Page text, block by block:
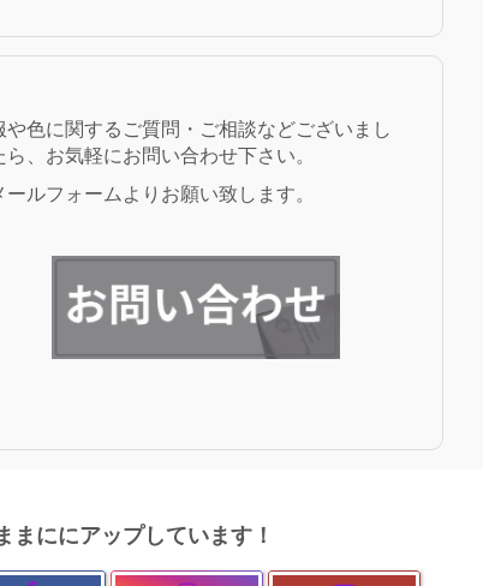
や色に関するご質問・ご相談などございまし
ら、お気軽にお問い合わせ下さい。
ールフォームよりお願い致します。
まににアップしています！